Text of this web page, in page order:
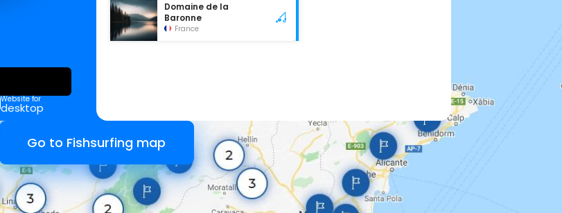
Website for
desktop
Domaine de la
Baronne
France
Go to Fishsurfing map